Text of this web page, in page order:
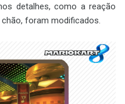
detalhes, como a reação
foram modificados.